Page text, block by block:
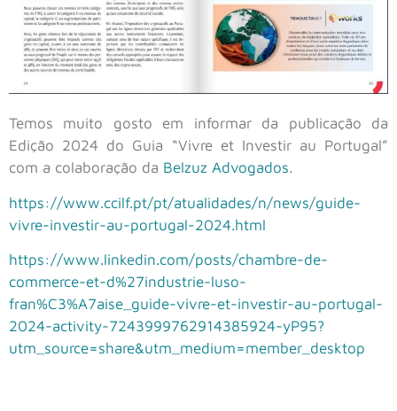
Temos muito gosto em informar da publicação da
Edição 2024 do Guia “Vivre et Investir au Portugal”
com a colaboração da Belzuz Advogados.
https://www.ccilf.pt/pt/atualidades/n/news/guide-
vivre-investir-au-portugal-2024.html
https://www.linkedin.com/posts/chambre-de-
commerce-et-d%27industrie-luso-
fran%C3%A7aise_guide-vivre-et-investir-au-portugal-
2024-activity-7243999762914385924-yP95?
utm_source=share&utm_medium=member_desktop